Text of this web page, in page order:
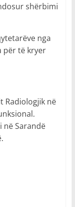
shërbimi
nga
për të kryer
Radiologjik në
në Sarandë